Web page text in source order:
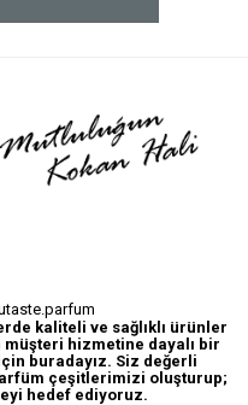
kaliteli ve sağlıklı ürünler
hizmetine dayalı bir
buradayız. Siz değerli
çeşitlerimizi oluşturup;
hedef ediyoruz.